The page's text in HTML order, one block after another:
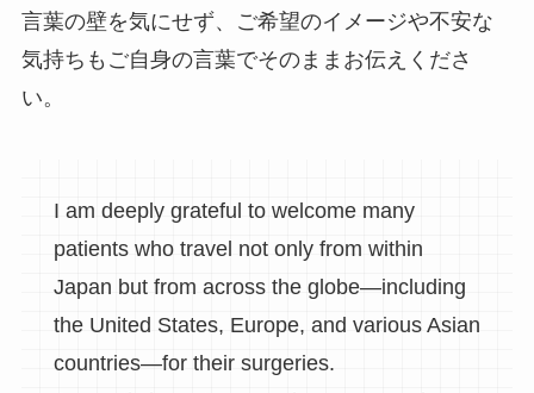
言葉の壁を気にせず、ご希望のイメージや不安な
気持ちもご自身の言葉でそのままお伝えくださ
い。
I am deeply grateful to welcome many
patients who travel not only from within
Japan but from across the globe—including
the United States, Europe, and various Asian
countries—for their surgeries.